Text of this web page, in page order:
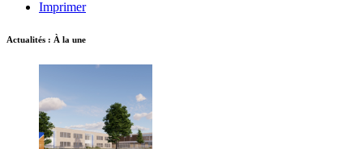
Imprimer
Actualités : À la une